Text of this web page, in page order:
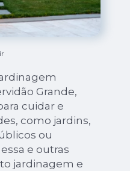
Grande,
cuidar e
como jardins,
ou
e outras
jardinagem e